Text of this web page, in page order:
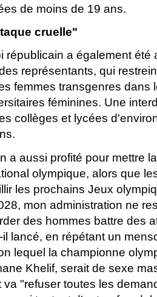
de moins de 19 ans.
cruelle"
républicain a également été
représentants, qui
femmes transgenres dans
féminines. Une
collèges et lycées
a aussi profité pour mettre
olympique, alors que
les prochains Jeux
mon administration ne
des hommes battre des
lancé, en répétant un
lequel la championne
Khelif, serait de sexe
"refuser toutes les